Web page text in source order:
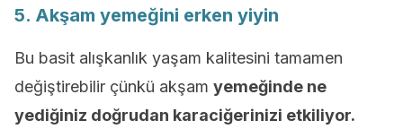
5. Akşam yemeğini erken yiyin
Bu basit alışkanlık yaşam kalitesini tamamen
değiştirebilir çünkü akşam yemeğinde ne
yediğiniz doğrudan karaciğerinizi etkiliyor.